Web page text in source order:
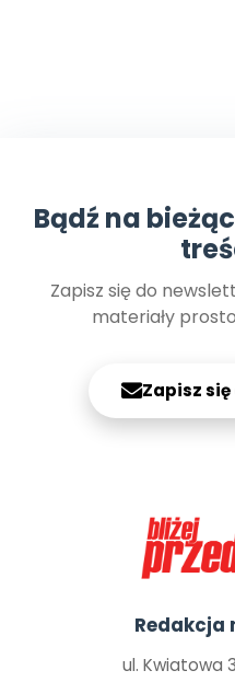
Bądź na
Zapisz się do
materiały
Zapisz
Redakcja
ul. Kwiatowa